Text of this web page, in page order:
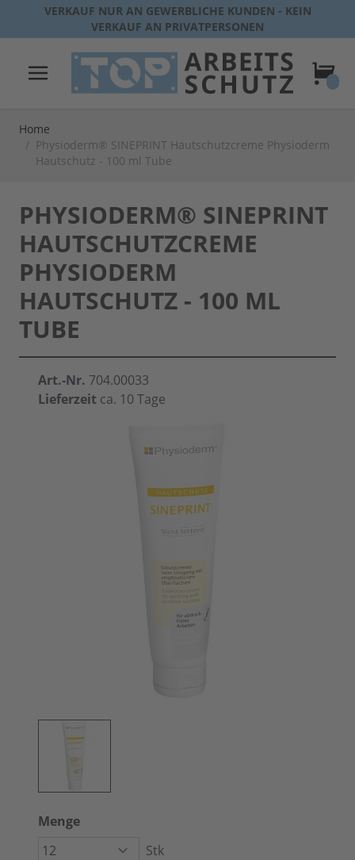
Direkt zum Inhalt
VERKAUF NUR AN GEWERBLICHE KUNDEN - KEIN
VERKAUF AN PRIVATPERSONEN
Home
/ Physioderm® SINEPRINT Hautschutzcreme Physioderm
Hautschutz - 100 ml Tube
PHYSIODERM® SINEPRINT
HAUTSCHUTZCREME
PHYSIODERM
HAUTSCHUTZ - 100 ML
TUBE
Art.-Nr. 704.00033
Lieferzeit ca. 10 Tage
Menge
Stk